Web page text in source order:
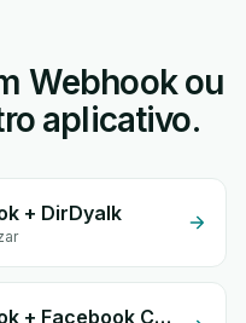
Webhook ou
aplicativo.
+ DirDyalk
Custom Webhook + Facebook Conversion API (CAPI)